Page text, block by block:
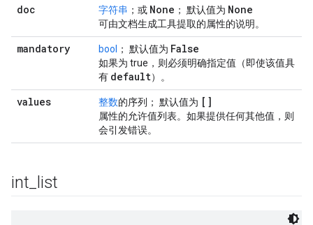
doc 字符串 ；或 None ； 默认值为 None
可由文档生成工具提取的属性的说明。
mandatory bool ； 默认值为 False
如果为 true，则必须明确指定值（即使该值具
有 default）。
values 整数的序列； 默认值为 []
属性的允许值列表。如果提供任何其他值，则
会引发错误。
int list